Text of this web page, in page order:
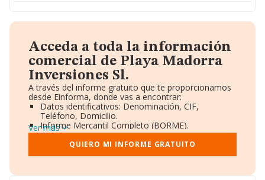
Acceda a toda la información
comercial de Playa Madorra
Inversiones Sl.
A través del informe gratuito que te proporcionamos
desde Einforma, donde vas a encontrar:
Datos identificativos: Denominación, CIF,
Teléfono, Domicilio.
Informe Mercantil Completo (BORME).
Gráficos de Evolución Ventas y Empleados.
Consejo de Administración y Administradores.
Directivos y Ejecutivos.
Ver más
QUIERO MI INFORME GRATUITO